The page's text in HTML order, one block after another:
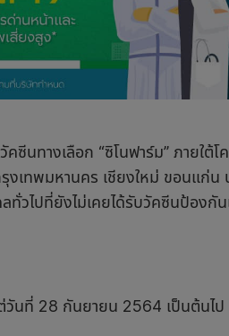
ซีนทางเลือก “ซิโนฟาร์ม” ภายใต้โ
งเทพมหานคร เชียงใหม่ ขอนแก่น
วไปที่ยังไม่เคยได้รับวัคซีนป้องกัน
วันที่ 28 กันยายน 2564 เป็นต้นไ